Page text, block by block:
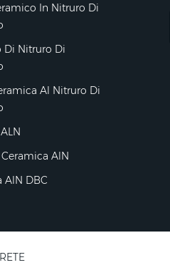
In Nitruro Di
Di Nitruro Di
Al Nitruro Di
AlN
AlN DBC